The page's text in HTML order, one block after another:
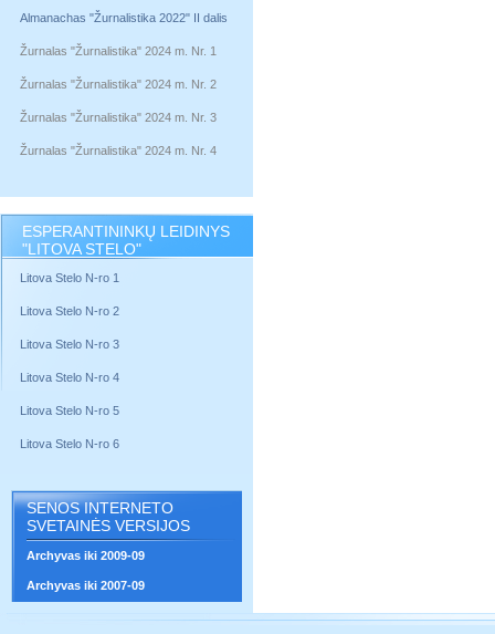
Almanachas "Žurnalistika 2022" II dalis
Žurnalas "Žurnalistika" 2024 m. Nr. 1
Žurnalas "Žurnalistika" 2024 m. Nr. 2
Žurnalas "Žurnalistika" 2024 m. Nr. 3
Žurnalas "Žurnalistika" 2024 m. Nr. 4
ESPERANTININKŲ LEIDINYS
"LITOVA STELO"
Litova Stelo N-ro 1
Litova Stelo N-ro 2
Litova Stelo N-ro 3
Litova Stelo N-ro 4
Litova Stelo N-ro 5
Litova Stelo N-ro 6
SENOS INTERNETO
SVETAINĖS VERSIJOS
Archyvas iki 2009-09
Archyvas iki 2007-09